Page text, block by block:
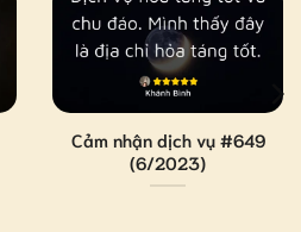
Cảm nhận dịch vụ #649
(6/2023)